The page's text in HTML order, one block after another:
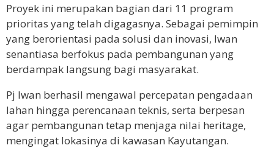
Proyek ini merupakan bagian dari 11 program
prioritas yang telah digagasnya. Sebagai pemimpin
yang berorientasi pada solusi dan inovasi, Iwan
senantiasa berfokus pada pembangunan yang
berdampak langsung bagi masyarakat.
Pj Iwan berhasil mengawal percepatan pengadaan
lahan hingga perencanaan teknis, serta berpesan
agar pembangunan tetap menjaga nilai heritage,
mengingat lokasinya di kawasan Kayutangan.